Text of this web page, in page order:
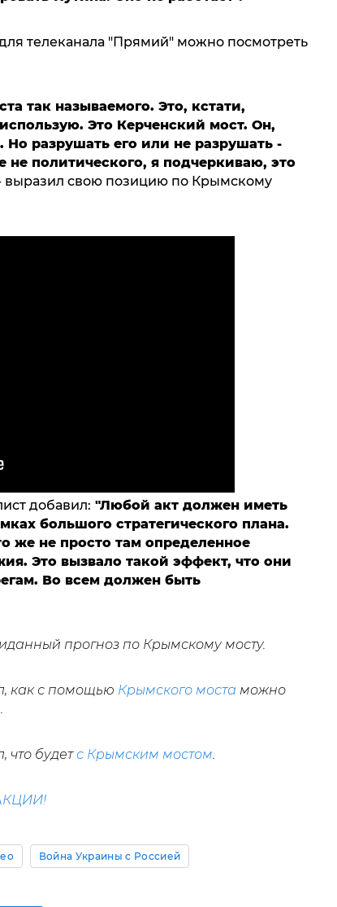
телеканала "Прямий" можно посмотреть
так называемого. Это, кстати,
Это Керченский мост. Он,
Но разрушать его или не разрушать -
политического, я подчеркиваю, это
выразил свою позицию по Крымскому
добавил: "Любой акт должен иметь
большого стратегического плана.
же не просто там определенное
Это вызвало такой эффект, что они
Во всем должен быть
прогноз по Крымскому мосту.
как с помощью Крымского моста можно
что будетс Крымским мостом
Война Украины с Россией